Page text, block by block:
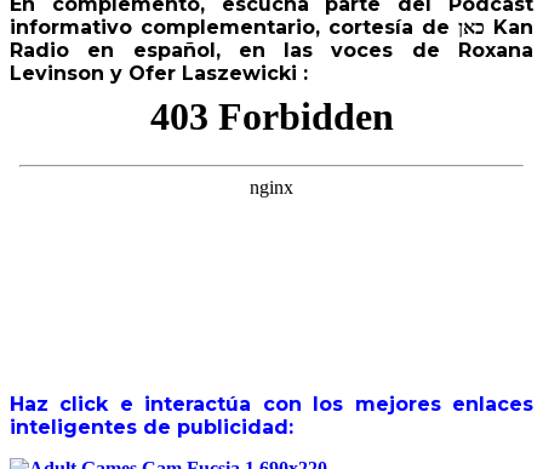
En complemento, escucha parte del Podcast
informativo complementario, cortesía de כאן Kan
Radio en español, en las voces de Roxana
Levinson y Ofer Laszewicki :
Haz click e interactúa con los mejores enlaces
inteligentes de publicidad: